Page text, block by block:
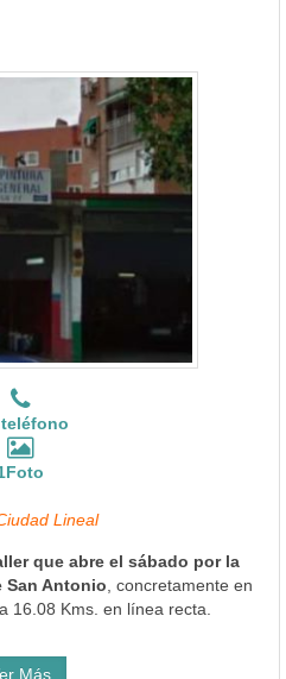
teléfono
Lineal
que abre el sábado por la
San Antonio , concretamente en
16.08 Kms. en línea recta.
Más